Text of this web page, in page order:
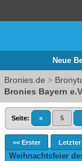
Neue
Bronies.de >
Bronies Bayern
Seite: « 5
<< Erster Letzter
Weihnachtsfeier